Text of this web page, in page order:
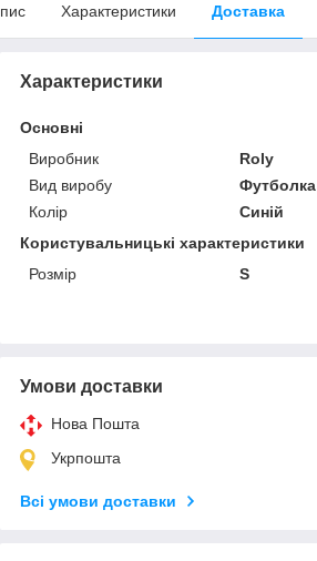
Характеристики Доставка
Характеристики
Основні
Виробник
Roly
Вид виробу
Футболка
Колір
Синій
Користувальницькі характеристики
Розмір
S
Умови доставки
Нова Пошта
Укрпошта
Всі умови доставки